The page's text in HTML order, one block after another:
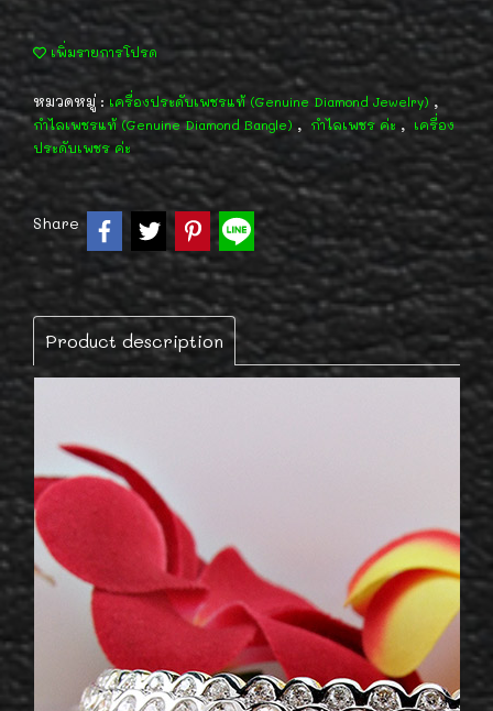
เพิ่มรายการโปรด
หมวดหมู่ : เครื่องประดับเพชรแท้ (Genuine Diamond Jewelry) ,
กำไลเพชรแท้ (Genuine Diamond Bangle) , กำไลเพชร ค่ะ, เครื่อง
ประดับเพชร ค่ะ
Share
Product description